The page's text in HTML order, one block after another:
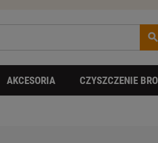
search
AKCESORIA CZYSZCZENIE